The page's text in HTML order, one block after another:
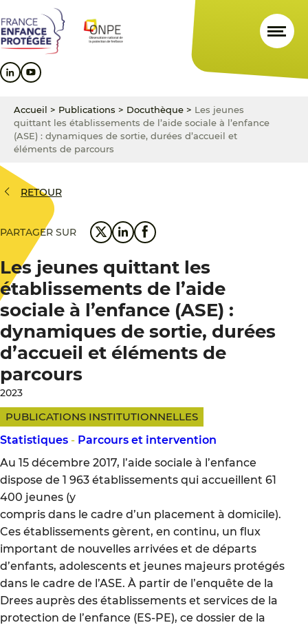
au
contenu
principal
au
menu
principal
au
pied
de
Accueil > Publications > Docuthèque > Les jeunes
quittant les établissements de l’aide sociale à l’enfance
(ASE) : dynamiques de sortie, durées d’accueil et
éléments de parcours
RETOUR
PARTAGER SUR
Les jeunes quittant les
établissements de l’aide
sociale à l’enfance (ASE) :
dynamiques de sortie, durées
d’accueil et éléments de
parcours
2023
PUBLICATIONS INSTITUTIONNELLES
Statistiques - Parcours et intervention
Au 15 décembre 2017, l’aide sociale à l’enfance
dispose de 1 963 établissements qui accueillent 61
400 jeunes (y
compris dans le cadre d’un placement à domicile).
Ces établissements gèrent, en continu, un flux
important de nouvelles arrivées et de départs
d’enfants, adolescents et jeunes majeurs protégés
dans le cadre de l’ASE. À partir de l’enquête de la
Drees auprès des établissements et services de la
protection de l’enfance (ES-PE), ce dossier de la